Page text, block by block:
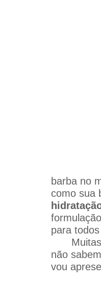
barba no
como sua
para
não
vou